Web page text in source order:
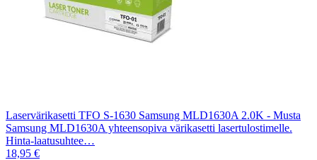
Laservärikasetti TFO S-1630 Samsung MLD1630A 2.0K - Musta
Samsung MLD1630A yhteensopiva värikasetti lasertulostimelle.
Hinta-laatusuhtee…
18,95 €